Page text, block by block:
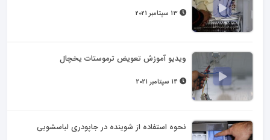
ویدیو آموزش تعویض ترموستات یخچال
نحوه استفاده از شوینده در جاپودری لباسشویی